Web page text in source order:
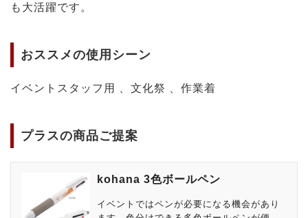
も大活躍です。
おススメの使用シーン
イベントスタッフ用 、文化祭 、作業着
プラスの商品ご提案
kohana 3色ボールペン
イベントではペンが必要になる機会があり